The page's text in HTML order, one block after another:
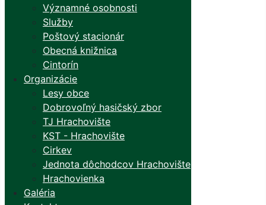
Významné osobnosti
Služby
Poštový stacionár
Obecná knižnica
Cintorín
Organizácie
Lesy obce
Dobrovoľný hasičský zbor
TJ Hrachovište
KST - Hrachovište
Cirkev
Jednota dôchodcov Hrachovište
Hrachovienka
Galéria